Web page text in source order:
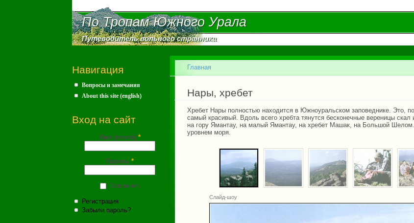
По Тропам Южного Урала
По Тропам Южного Урала
Путеводитель вольного странника
Путеводитель вольного странника
Навигация
Вопросы и замечания
About this site (english)
Вход на сайт
Имя (почта) *
Пароль *
Запомнить
Регистрация
Забыли пароль?
Вы здесь
Главная
Нары, хребет
Хребет Нары полностью находится в Южноуральском заповеднике. Это,
самый красивый. Вдоль всего хребта тянутся бесконечные вереницы
на гору Ямантау, на малый Ямантау, на хребет Машак, на Большой
уровнем моря.
Слайд-шоу